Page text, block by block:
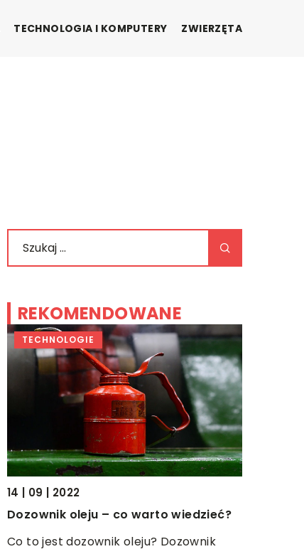
TECHNOLOGIA I KOMPUTERY ZWIERZĘTA
REKOMENDOWANE
TECHNOLOGIE
14 | 09 | 2022
Dozownik oleju – co warto wiedzieć?
Co to jest dozownik oleju? Dozownik